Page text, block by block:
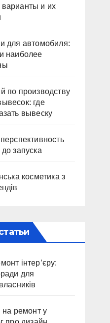
и их
для автомобиля:
наиболее
по производству
где
вывеску
запуска
косметика з
інтер’єру:
для
на ремонт у